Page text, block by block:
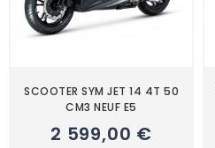
SCOOTER SYM JET 14 4T 50
CM3 NEUF E5
2 599,00 €